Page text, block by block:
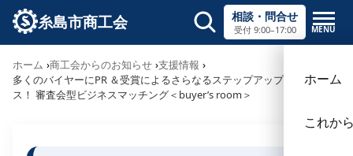
糸島市商工会 相談・問合せ
受付 9:00–17:00 MENU
サイト内検索
ホーム
これか
ホーム 商工会からのお知らせ 支援情報
多くのバイヤーにPR ＆受賞によるさらなるステップアップのチャン
ス！ 審査会型ビジネスマッチング＜buyer’s room＞